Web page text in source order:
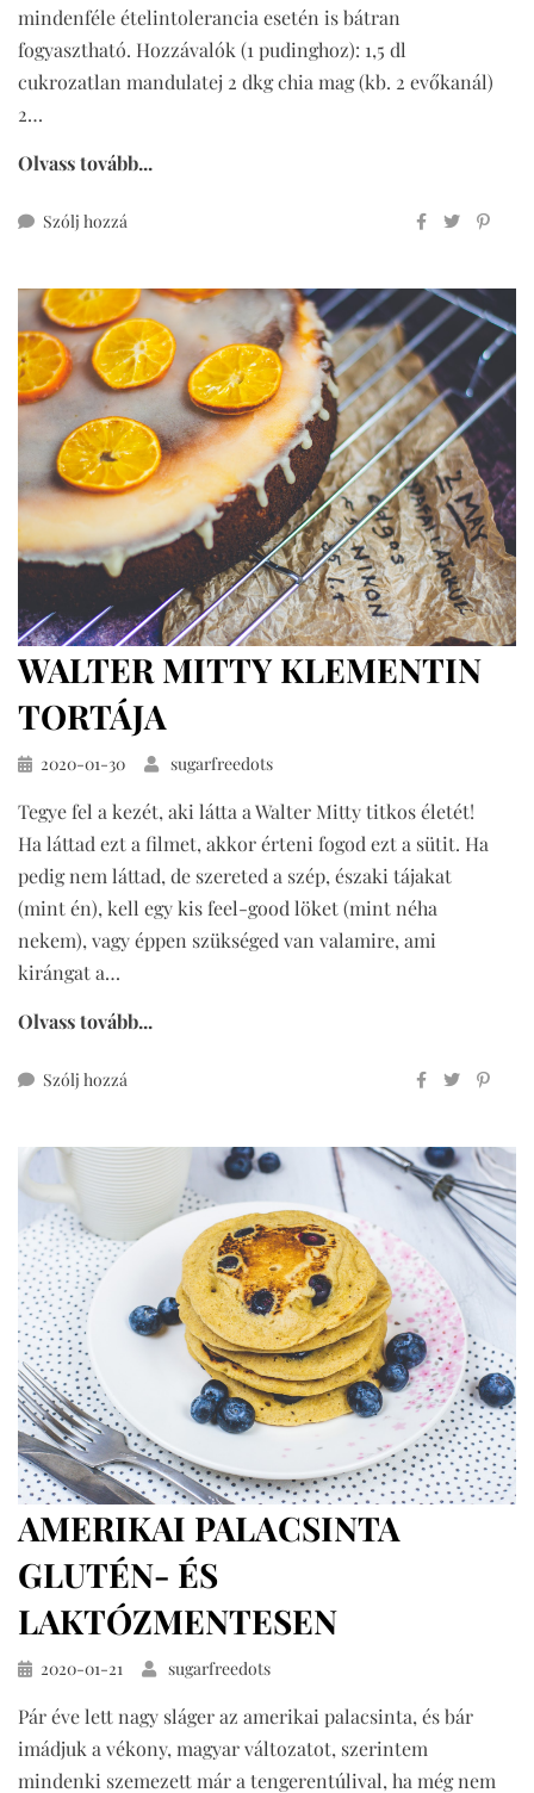
mindenféle ételintolerancia esetén is bátran
fogyasztható. Hozzávalók (1 pudinghoz): 1,5 dl
cukrozatlan mandulatej 2 dkg chia mag (kb. 2 evőkanál)
2…
Olvass tovább...
Szólj hozzá
WALTER MITTY KLEMENTIN
TORTÁJA
Közzétéve
2020-01-30 sugarfreedots
Tegye fel a kezét, aki látta a Walter Mitty titkos életét!
Ha láttad ezt a filmet, akkor érteni fogod ezt a sütit. Ha
pedig nem láttad, de szereted a szép, északi tájakat
(mint én), kell egy kis feel-good löket (mint néha
nekem), vagy éppen szükséged van valamire, ami
kirángat a…
Olvass tovább...
Szólj hozzá
klementin
AMERIKAI PALACSINTA
GLUTÉN- ÉS
LAKTÓZMENTESEN
Közzétéve
2020-01-21 sugarfreedots
Pár éve lett nagy sláger az amerikai palacsinta, és bár
imádjuk a vékony, magyar változatot, szerintem
mindenki szemezett már a tengerentúlival, ha még nem